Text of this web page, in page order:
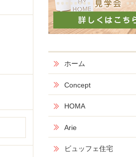
ホーム
Concept
HOMA
Arie
ビュッフェ住宅